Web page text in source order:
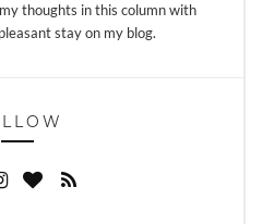
thoughts in this column with
stay on my blog.